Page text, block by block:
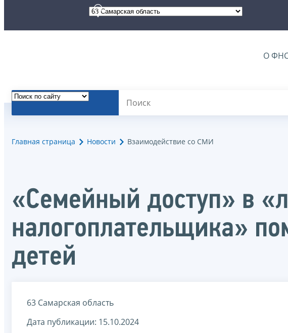
О
Главная страница Новости Взаимодействие со СМИ
«Семейный доступ» в
налогоплательщика»
детей
63 Самарская область
Дата публикации: 15.10.2024